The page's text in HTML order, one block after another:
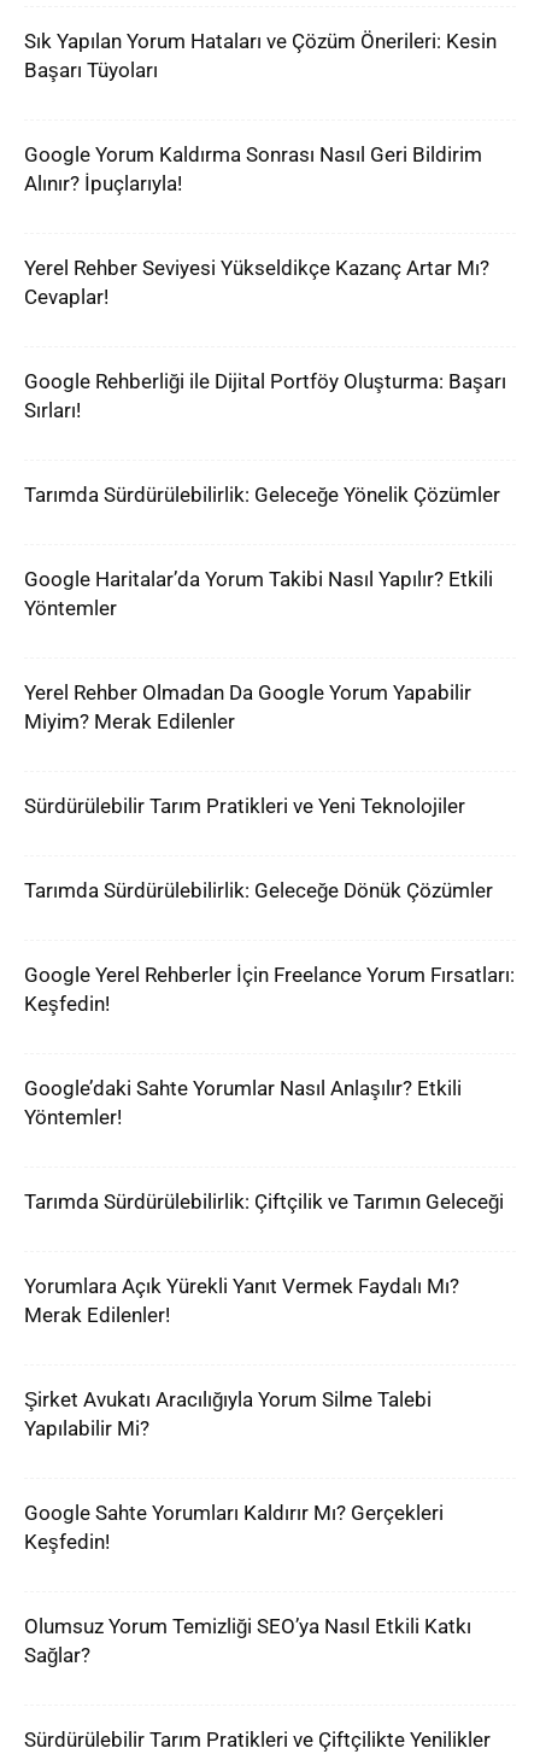
Sık Yapılan Yorum Hataları ve Çözüm Önerileri: Kesin
Başarı Tüyoları
Google Yorum Kaldırma Sonrası Nasıl Geri Bildirim
Alınır? İpuçlarıyla!
Yerel Rehber Seviyesi Yükseldikçe Kazanç Artar Mı?
Cevaplar!
Google Rehberliği ile Dijital Portföy Oluşturma: Başarı
Sırları!
Tarımda Sürdürülebilirlik: Geleceğe Yönelik Çözümler
Google Haritalar’da Yorum Takibi Nasıl Yapılır? Etkili
Yöntemler
Yerel Rehber Olmadan Da Google Yorum Yapabilir
Miyim? Merak Edilenler
Sürdürülebilir Tarım Pratikleri ve Yeni Teknolojiler
Tarımda Sürdürülebilirlik: Geleceğe Dönük Çözümler
Google Yerel Rehberler İçin Freelance Yorum Fırsatları:
Keşfedin!
Google’daki Sahte Yorumlar Nasıl Anlaşılır? Etkili
Yöntemler!
Tarımda Sürdürülebilirlik: Çiftçilik ve Tarımın Geleceği
Yorumlara Açık Yürekli Yanıt Vermek Faydalı Mı?
Merak Edilenler!
Şirket Avukatı Aracılığıyla Yorum Silme Talebi
Yapılabilir Mi?
Google Sahte Yorumları Kaldırır Mı? Gerçekleri
Keşfedin!
Olumsuz Yorum Temizliği SEO’ya Nasıl Etkili Katkı
Sağlar?
Sürdürülebilir Tarım Pratikleri ve Çiftçilikte Yenilikler